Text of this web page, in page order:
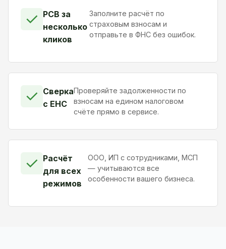
✓ РСВ за
несколько
кликов
Заполните расчёт по
страховым взносам и
отправьте в ФНС без ошибок.
✓ Сверка
с ЕНС
Проверяйте задолженности по
взносам на едином налоговом
счёте прямо в сервисе.
✓ Расчёт
для всех
режимов
ООО, ИП с сотрудниками, МСП
— учитываются все
особенности вашего бизнеса.